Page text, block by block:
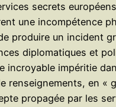
secrets européens
une incompétence
produire un incident
diplomatiques et
incroyable impéritie
renseignements, en «
propagée par les